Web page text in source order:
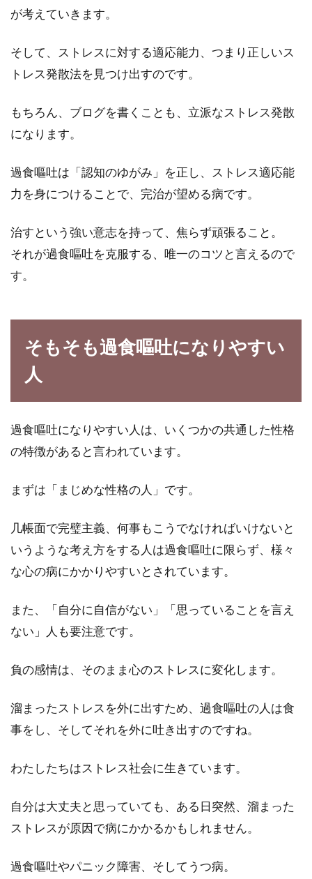
が考えていきます。
そして、ストレスに対する適応能力、つまり正しいス
トレス発散法を見つけ出すのです。
もちろん、ブログを書くことも、立派なストレス発散
になります。
過食嘔吐は「認知のゆがみ」を正し、ストレス適応能
力を身につけることで、完治が望める病です。
治すという強い意志を持って、焦らず頑張ること。
それが過食嘔吐を克服する、唯一のコツと言えるので
す。
そもそも過食嘔吐になりやすい
人
過食嘔吐になりやすい人は、いくつかの共通した性格
の特徴があると言われています。
まずは「まじめな性格の人」です。
几帳面で完璧主義、何事もこうでなければいけないと
いうような考え方をする人は過食嘔吐に限らず、様々
な心の病にかかりやすいとされています。
また、「自分に自信がない」「思っていることを言え
ない」人も要注意です。
負の感情は、そのまま心のストレスに変化します。
溜まったストレスを外に出すため、過食嘔吐の人は食
事をし、そしてそれを外に吐き出すのですね。
わたしたちはストレス社会に生きています。
自分は大丈夫と思っていても、ある日突然、溜まった
ストレスが原因で病にかかるかもしれません。
過食嘔吐やパニック障害、そしてうつ病。